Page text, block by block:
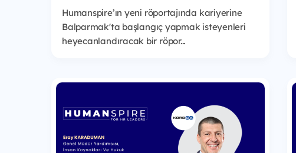
Humanspire’ın yeni röportajında kariyerine
Balparmak'ta başlangıç yapmak isteyenleri
heyecanlandıracak bir röpor...